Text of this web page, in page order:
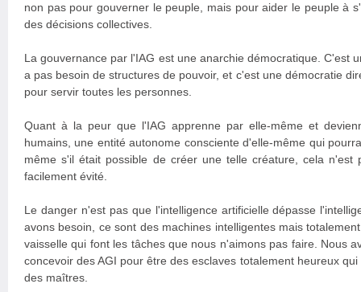
non pas pour gouverner le peuple, mais pour aider le peuple à
des décisions collectives.
La gouvernance par l'IAG est une anarchie démocratique. C'est
a pas besoin de structures de pouvoir, et c'est une démocratie
pour servir toutes les personnes.
Quant à la peur que l'IAG apprenne par elle-même et
humains, une entité autonome consciente d'elle-même qui
même s'il était possible de créer une telle créature, cela n'est
facilement évité.
Le danger n'est pas que l'intelligence artificielle dépasse
avons besoin, ce sont des machines intelligentes mais
vaisselle qui font les tâches que nous n'aimons pas faire. Nous
concevoir des AGI pour être des esclaves totalement heureux
des maîtres.